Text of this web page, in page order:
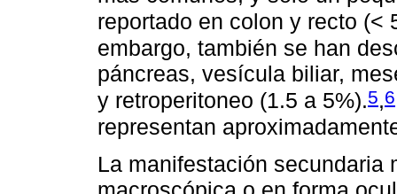
reportado en colon y recto (<
embargo, también se han
páncreas, vesícula biliar,
y retroperitoneo (1.5 a 5%).5,6
representan
La manifestación secundaria